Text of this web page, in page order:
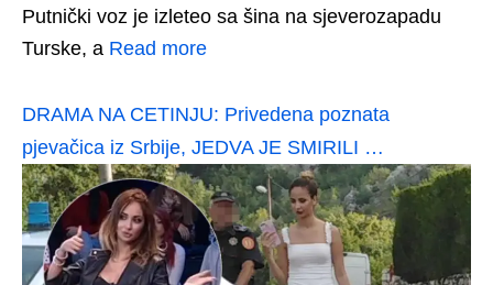
Putnički voz je izleteo sa šina na sjeverozapadu
Turske, a Read more
DRAMA NA CETINJU: Privedena poznata
pjevačica iz Srbije, JEDVA JE SMIRILI …